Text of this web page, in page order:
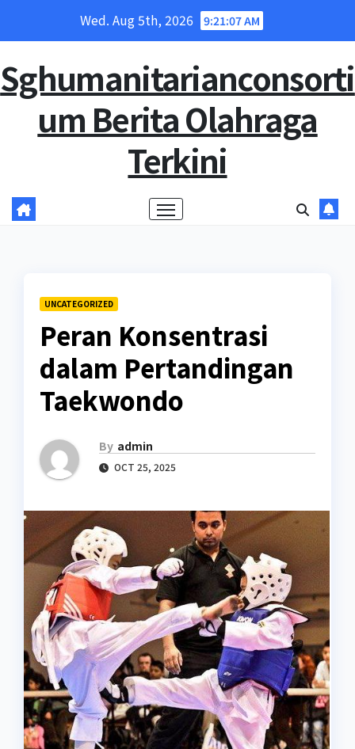
Wed. Aug 5th, 2026 9:21:08 AM
Sghumanitarianconsorti
um Berita Olahraga
Terkini
UNCATEGORIZED
Peran Konsentrasi
dalam Pertandingan
Taekwondo
By admin
OCT 25, 2025